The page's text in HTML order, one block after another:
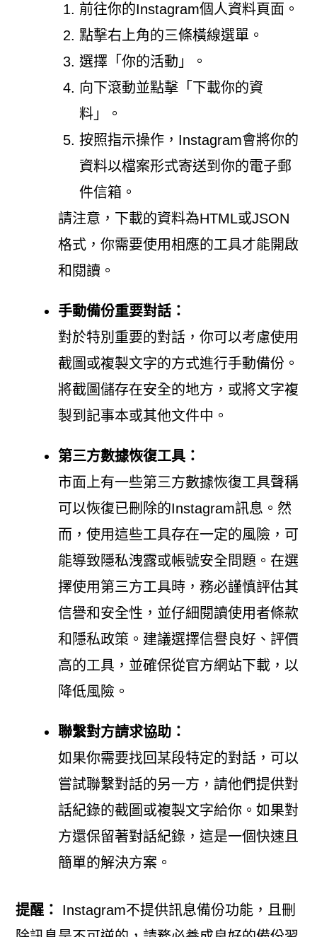
前往你的Instagram個人資料頁面。
點擊右上角的三條橫線選單。
選擇「你的活動」。
向下滾動並點擊「下載你的資
料」。
按照指示操作，Instagram會將你的
資料以檔案形式寄送到你的電子郵
件信箱。
請注意，下載的資料為HTML或JSON
格式，你需要使用相應的工具才能開啟
和閱讀。
手動備份重要對話：
對於特別重要的對話，你可以考慮使用
截圖或複製文字的方式進行手動備份。
將截圖儲存在安全的地方，或將文字複
製到記事本或其他文件中。
第三方數據恢復工具：
市面上有一些第三方數據恢復工具聲稱
可以恢復已刪除的Instagram訊息。然
而，使用這些工具存在一定的風險，可
能導致隱私洩露或帳號安全問題。在選
擇使用第三方工具時，務必謹慎評估其
信譽和安全性，並仔細閱讀使用者條款
和隱私政策。建議選擇信譽良好、評價
高的工具，並確保從官方網站下載，以
降低風險。
聯繫對方請求協助：
如果你需要找回某段特定的對話，可以
嘗試聯繫對話的另一方，請他們提供對
話紀錄的截圖或複製文字給你。如果對
方還保留著對話紀錄，這是一個快速且
簡單的解決方案。
提醒：
Instagram不提供訊息備份功能，且刪